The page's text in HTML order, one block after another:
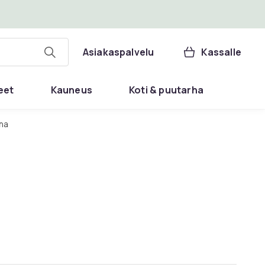
Asiakaspalvelu Kassalle
Kauneus Koti & puutarha